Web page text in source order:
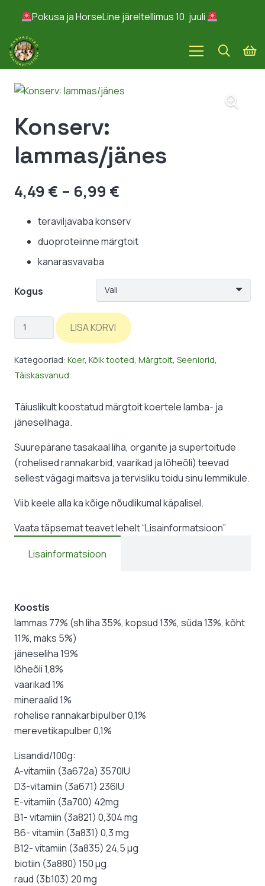
Pokusa ja HorseLine järeltellimus 10. juuli
Konserv:
lammas/jänes
4,49 € – 6,99 €
kuni
6,99 €
teraviljavaba konserv
duoproteiinne märgtoit
kanarasvavaba
Kogus
Konserv:
lammas/jänes
kogus
LISA KORVI
Kategooriad: Koer, Kõik tooted Märgtoit Seeniorid
Täiskasvanud
Täiuslikult koostatud märgtoit koertele lamba- ja
jäneselihaga.
Suurepärane tasakaal liha, organite ja supertoitude
(rohelised rannakarbid, vaarikad ja lõheõli) teevad
sellest vägagi maitsva ja tervisliku toidu sinu lemmikule.
Viib keele alla ka kõige nõudlikumal käpalisel.
Vaata täpsemat teavet lehelt “Lisainformatsioon”
Lisainformatsioon
Koostis
lammas 77% (sh liha 35%, kopsud 13%, süda 13%, kõht
11%, maks 5%)
jäneseliha 19%
lõheõli 1,8%
vaarikad 1%
mineraalid 1%
rohelise rannakarbipulber 0,1%
merevetikapulber 0,1%
Lisandid/100g:
A-vitamiin (3a672a) 3570IU
D3-vitamiin (3a671) 236IU
E-vitamiin (3a700) 42mg
B1- vitamiin (3a821) 0,304 mg
B6- vitamiin (3a831) 0,3 mg
B12- vitamiin (3a835) 24,5 μg
biotiin (3a880) 150 μg
raud (3b103) 20 mg